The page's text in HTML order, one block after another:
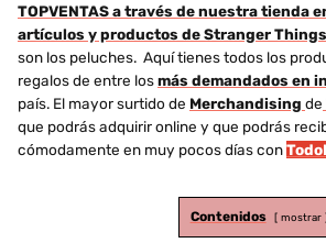
TOPVENTAS a través de nuestra tienda
artículos y productos de Stranger
son los peluches. Aquí tienes todos los
regalos de entre losmás demandados en
país. El mayor surtido de Merchandising de
que podrás adquirir online y que podrás
cómodamente en muy pocos días con
Contenidos mostrar